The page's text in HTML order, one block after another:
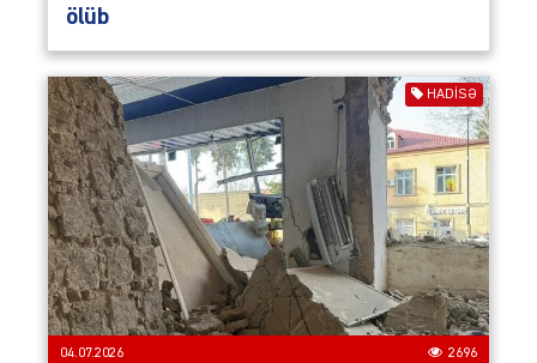
ölüb
HADISƏ
04.07.2026 2696